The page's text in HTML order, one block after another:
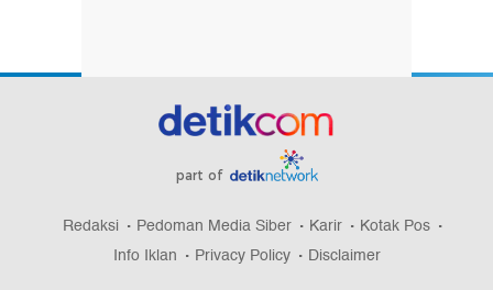
part of
Redaksi Pedoman Media Siber Karir
Kotak Pos
Info Iklan
Privacy Policy Disclaimer